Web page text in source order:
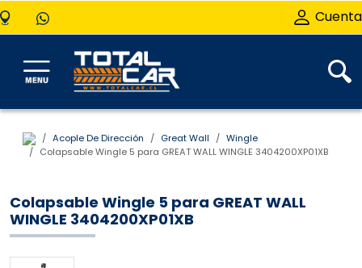
Cuenta
Acople De Dirección Great Wall
Wingle
Colapsable Wingle 5 para GREAT WALL WINGLE 3404200XP01XB
Colapsable Wingle 5 para GREAT WALL
WINGLE 3404200XP01XB